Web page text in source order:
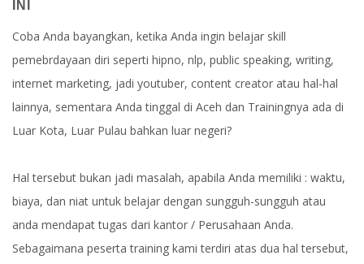
INI
Coba Anda bayangkan, ketika Anda ingin belajar skill
pemebrdayaan diri seperti hipno, nlp, public speaking, writing,
internet marketing, jadi youtuber, content creator atau hal-hal
lainnya, sementara Anda tinggal di Aceh dan Trainingnya ada di
Luar Kota, Luar Pulau bahkan luar negeri?
Hal tersebut bukan jadi masalah, apabila Anda memiliki : waktu,
biaya, dan niat untuk belajar dengan sungguh-sungguh atau
anda mendapat tugas dari kantor / Perusahaan Anda.
Sebagaimana peserta training kami terdiri atas dua hal tersebut,